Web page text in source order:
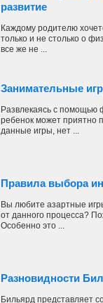
развитие
Каждому родителю
только и не столько о
все же не ...
Занимательные
Развлекаясь с помощью
ребенок может приятно
данные игры, нет ...
Правила выбора
Вы любите азартные
от данного процесса?
Особенно это ...
Разновидности
Бильярд представляет